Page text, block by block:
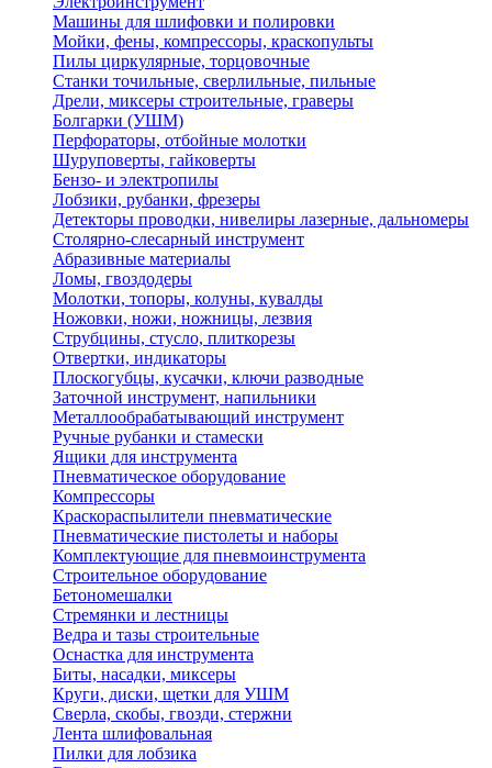
Машины для шлифовки и полировки
Мойки, фены, компрессоры, краскопульты
Пилы циркулярные, торцовочные
Станки точильные, сверлильные, пильные
Дрели, миксеры строительные, граверы
Болгарки (УШМ)
Перфораторы, отбойные молотки
Шуруповерты, гайковерты
Бензо- и электропилы
Лобзики, рубанки, фрезеры
Детекторы проводки, нивелиры лазерные, дальномеры
Столярно-слесарный инструмент
Абразивные материалы
Ломы, гвоздодеры
Молотки, топоры, колуны, кувалды
Ножовки, ножи, ножницы, лезвия
Струбцины, стусло, плиткорезы
Отвертки, индикаторы
Плоскогубцы, кусачки, ключи разводные
Заточной инструмент, напильники
Металлообрабатывающий инструмент
Ручные рубанки и стамески
Ящики для инструмента
Пневматическое оборудование
Компрессоры
Краскораспылители пневматические
Пневматические пистолеты и наборы
Комплектующие для пневмоинструмента
Строительное оборудование
Бетономешалки
Стремянки и лестницы
Ведра и тазы строительные
Оснастка для инструмента
Биты, насадки, миксеры
Круги, диски, щетки для УШМ
Сверла, скобы, гвозди, стержни
Лента шлифовальная
Пилки для лобзика